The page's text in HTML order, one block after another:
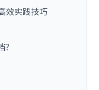
效实践技巧